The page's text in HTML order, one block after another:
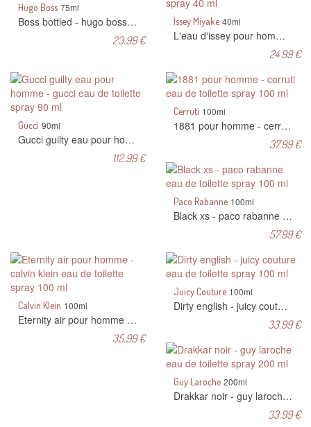
Hugo Boss 75ml
Boss bottled - hugo boss déodorant 75 ml
23.99 €
Issey Miyake 40ml
L'eau d'issey pour homme - issey miyake eau de toilette spray 40 ml
24.99 €
Gucci 90ml
Gucci guilty eau pour homme - gucci eau de toilette spray 90 ml
112.99 €
Cerruti 100ml
1881 pour homme - cerruti eau de toilette spray 100 ml
37.99 €
Paco Rabanne 100ml
Black xs - paco rabanne eau de toilette spray 100 ml
57.99 €
Calvin Klein 100ml
Eternity air pour homme - calvin klein eau de toilette spray 100 ml
35.99 €
Juicy Couture 100ml
Dirty english - juicy couture eau de toilette spray 100 ml
33.99 €
Guy Laroche 200ml
Drakkar noir - guy laroche eau de toilette spray 200 ml
33.99 €